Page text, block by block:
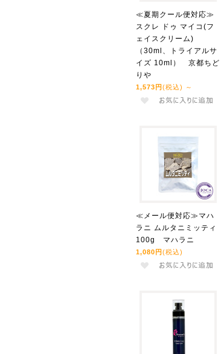
≪夏期クール便対応≫
スクレ ドゥ マイコ(フ
ェイスクリーム)
（30ml、トライアルサ
イズ 10ml） 京都ちど
りや
1,573円 (税込) ～
≪メール便対応≫マハ
ラニ ムルタニミッティ
100g マハラニ
1,080円 (税込)